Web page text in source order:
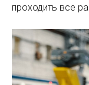
проходить все